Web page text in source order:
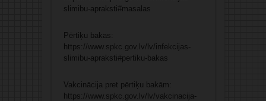
slimibu-apraksti#masalas
Pērtiķu bakas:
https://www.spkc.gov.lv/lv/infekcijas-
slimibu-apraksti#pertiku-bakas
Vakcinācija pret pērtiķu bakām:
https://www.spkc.gov.lv/lv/vakcinacija-